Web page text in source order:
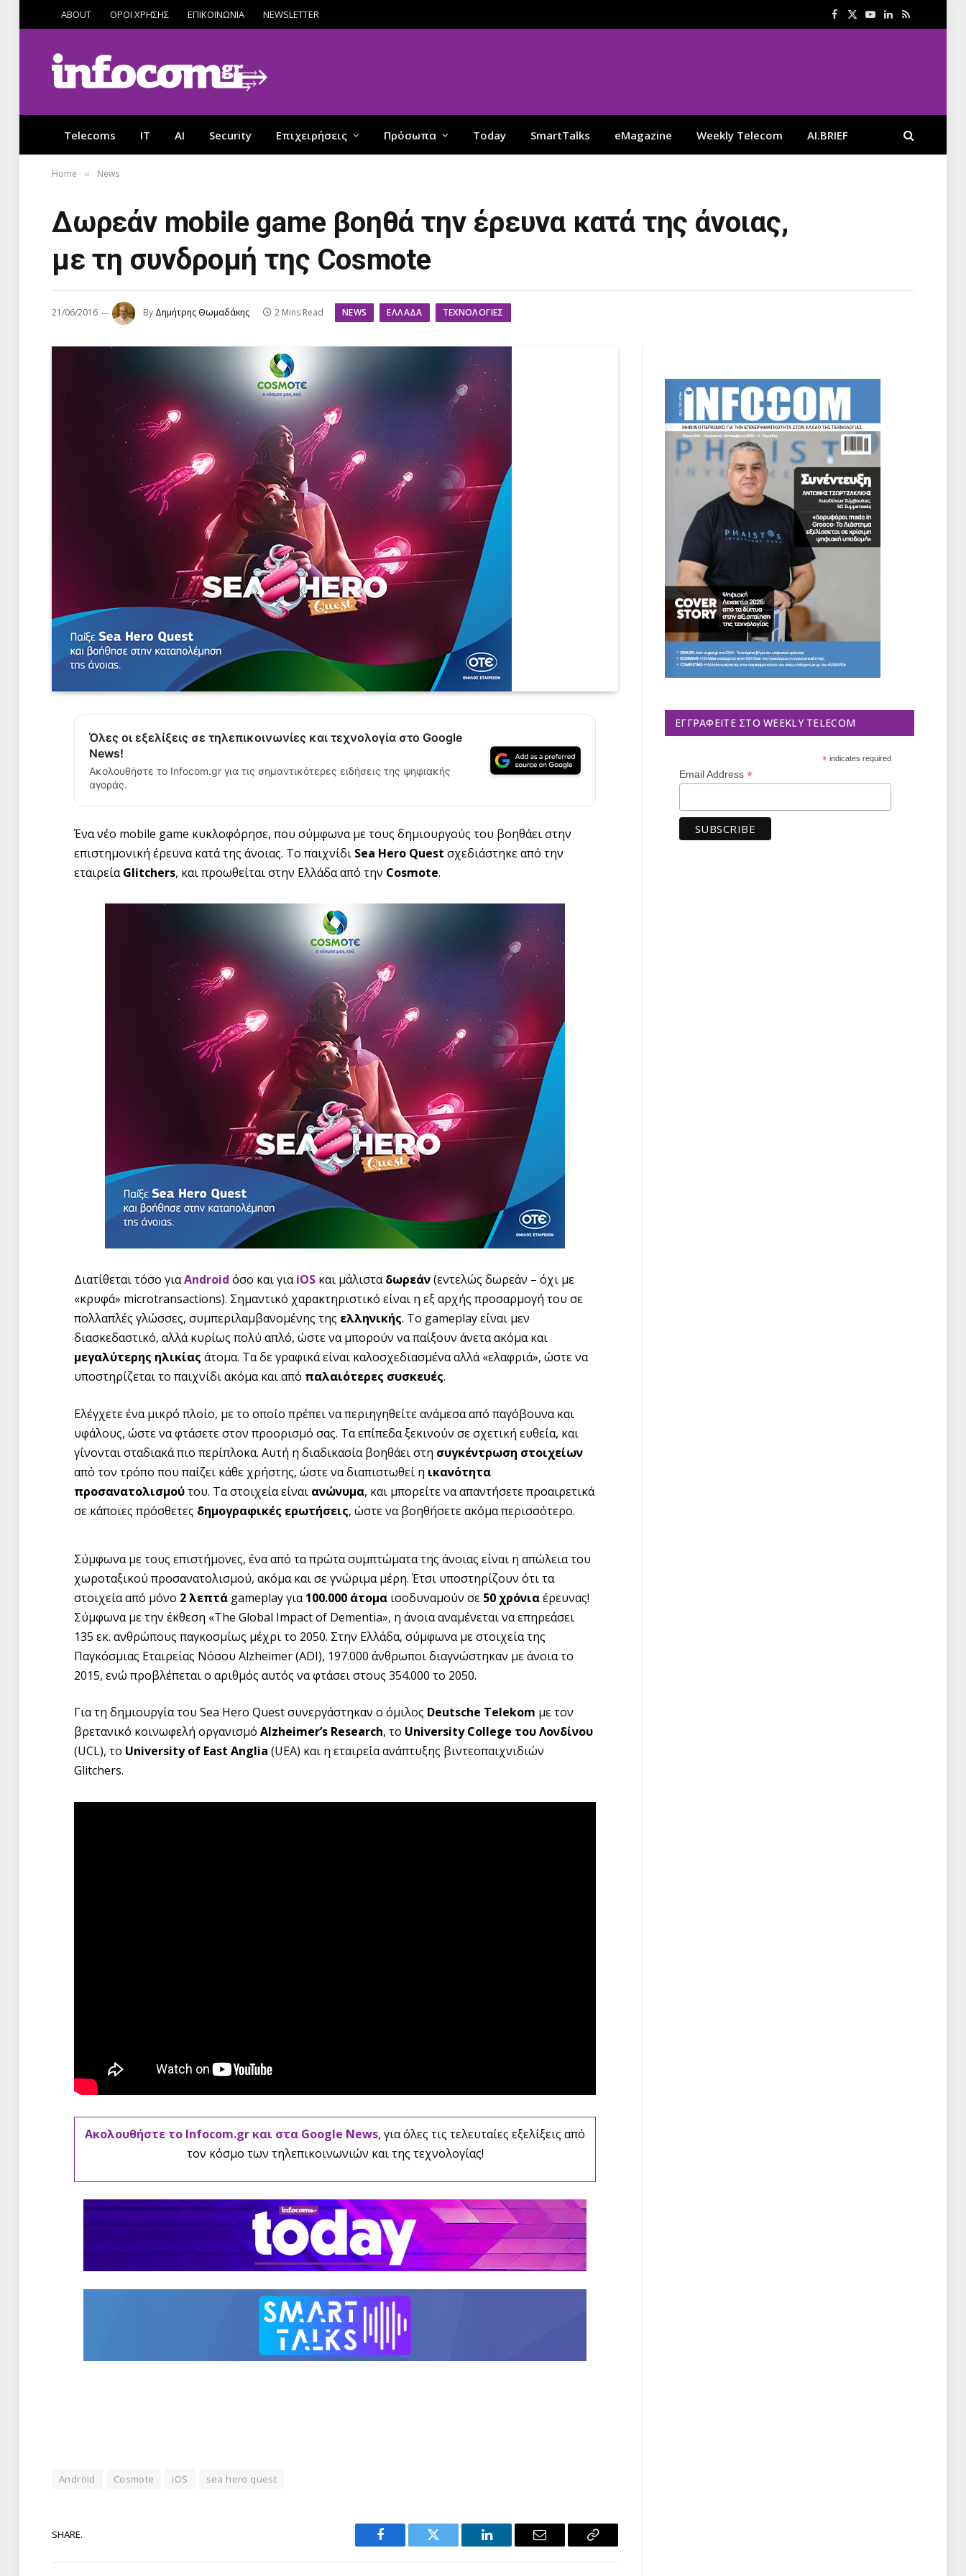
ABOUT ΟΡΟΙ ΧΡΗΣΗΣ ΕΠΙΚΟΙΝΩΝΙΑ NEWSLETTER Facebook
X
YouTube
LinkedIn
RSS
Telecoms IT AI Security Επιχειρήσεις Πρόσωπα Today SmartTalks eMagazine Weekly Telecom AI.BRIEF
Home » News
Δωρεάν mobile game βοηθά την έρευνα κατά της άνοιας,
με τη συνδρομή της Cosmote
21/06/2016 By Δημήτρης Θωμαδάκης 2 Mins Read NEWS ΕΛΛΆΔΑ ΤΕΧΝΟΛΟΓΊΕΣ
Όλες οι εξελίξεις σε τηλεπικοινωνίες και τεχνολογία στο Google
News!
Ακολουθήστε το Infocom.gr για τις σημαντικότερες ειδήσεις της ψηφιακής
αγοράς.
Ένα νέο mobile game κυκλοφόρησε, που σύμφωνα με τους δημιουργούς του βοηθάει στην
επιστημονική έρευνα κατά της άνοιας. Το παιχνίδι Sea Hero Quest σχεδιάστηκε από την
εταιρείαGlitchers, και προωθείται στην Ελλάδα από την Cosmote.
Διατίθεται τόσο γιαAndroid όσο και γιαiOS και μάλισταδωρεάν(εντελώς δωρεάν – όχι με
«κρυφά» microtransactions). Σημαντικό χαρακτηριστικό είναι η εξ αρχής προσαρμογή του σε
πολλαπλές γλώσσες, συμπεριλαμβανομένης της ελληνικής. Το gameplay είναι μεν
διασκεδαστικό, αλλά κυρίως πολύ απλό, ώστε να μπορούν να παίξουν άνετα ακόμα και
μεγαλύτερης ηλικίας άτομα. Τα δε γραφικά είναι καλοσχεδιασμένα αλλά «ελαφριά», ώστε να
υποστηρίζεται το παιχνίδι ακόμα και από παλαιότερες συσκευές.
Ελέγχετε ένα μικρό πλοίο, με το οποίο πρέπει να περιηγηθείτε ανάμεσα από παγόβουνα και
υφάλους, ώστε να φτάσετε στον προορισμό σας. Τα επίπεδα ξεκινούν σε σχετική ευθεία, και
γίνονται σταδιακά πιο περίπλοκα. Αυτή η διαδικασία βοηθάει στη συγκέντρωση στοιχείων
από τον τρόπο που παίζει κάθε χρήστης, ώστε να διαπιστωθεί η ικανότητα
προσανατολισμούτου. Τα στοιχεία είναι ανώνυμα, και μπορείτε να απαντήσετε προαιρετικά
σε κάποιες πρόσθετες δημογραφικές ερωτήσεις, ώστε να βοηθήσετε ακόμα περισσότερο.
Σύμφωνα με τους επιστήμονες, ένα από τα πρώτα συμπτώματα της άνοιας είναι η απώλεια του
χωροταξικού προσανατολισμού, ακόμα και σε γνώριμα μέρη. Έτσι υποστηρίζουν ότι τα
στοιχεία από μόνο 2 λεπτά gameplay για100.000 άτομα ισοδυναμούν σε 50 χρόνιαέρευνας!
Σύμφωνα με την έκθεση «The Global Impact of Dementia», η άνοια αναμένεται να επηρεάσει
135 εκ. ανθρώπους παγκοσμίως μέχρι το 2050. Στην Ελλάδα, σύμφωνα με στοιχεία της
Παγκόσμιας Εταιρείας Νόσου Alzheimer (ADI), 197.000 άνθρωποι διαγνώστηκαν με άνοια το
2015, ενώ προβλέπεται ο αριθμός αυτός να φτάσει στους 354.000 το 2050.
Για τη δημιουργία του Sea Hero Quest συνεργάστηκαν ο όμιλος Deutsche Telekom με τον
βρετανικό κοινωφελή οργανισμό Alzheimer’s Research, το University College του Λονδίνου
(UCL), το University of East Anglia (UEA) και η εταιρεία ανάπτυξης βιντεοπαιχνιδιών
Glitchers.
Ακολουθήστε το Infocom.gr και στα Google News, για όλες τις τελευταίες εξελίξεις από
τον κόσμο των τηλεπικοινωνιών και της τεχνολογίας!
Android Cosmote iOS sea hero quest
SHARE.
Facebook Twitter LinkedIn Email
Copy
ΕΓΓΡΑΦΕΊΤΕ ΣΤΟ WEEKLY TELECOM
*indicates required
Email Address *